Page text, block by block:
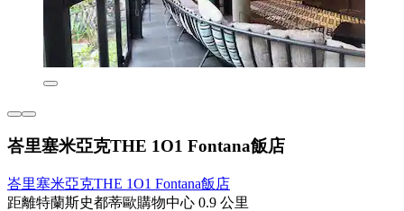
峇里塞米亞克THE 1O1 Fontana飯店
峇里塞米亞克THE 1O1 Fontana飯店
距離特蘭斯史都蒂歐購物中心 0.9 公里